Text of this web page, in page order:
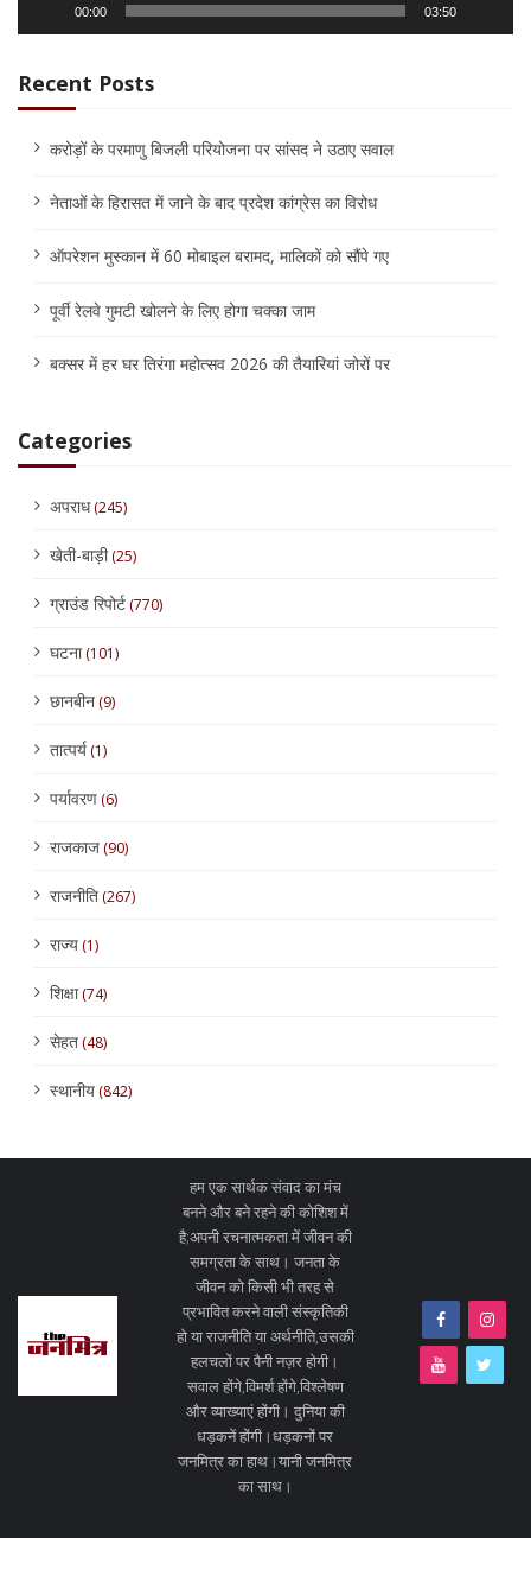
00:00 03:50
Recent Posts
करोड़ों के परमाणु बिजली परियोजना पर सांसद ने उठाए सवाल
नेताओं के हिरासत में जाने के बाद प्रदेश कांग्रेस का विरोध
ऑपरेशन मुस्कान में 60 मोबाइल बरामद, मालिकों को सौंपे गए
पूर्वी रेलवे गुमटी खोलने के लिए होगा चक्का जाम
बक्सर में हर घर तिरंगा महोत्सव 2026 की तैयारियां जोरों पर
Categories
अपराध(245)
खेती-बाड़ी(25)
ग्राउंड रिपोर्ट(770)
घटना(101)
छानबीन(9)
तात्पर्य(1)
पर्यावरण(6)
राजकाज(90)
राजनीति(267)
राज्य(1)
शिक्षा(74)
सेहत(48)
स्थानीय(842)
हम एक सार्थक संवाद का मंच
बनने और बने रहने की कोशिश में
है;अपनी रचनात्मकता में जीवन की
समग्रता के साथ। जनता के
जीवन को किसी भी तरह से
प्रभावित करने वाली संस्कृतिकी
हो या राजनीति या अर्थनीति,उसकी
हलचलों पर पैनी नज़र होगी।
सवाल होंगे,विमर्श होंगे,विश्लेषण
और व्याख्याएं होंगी। दुनिया की
धड़कनें होंगी।धड़कनों पर
जनमित्र का हाथ।यानी जनमित्र
का साथ।